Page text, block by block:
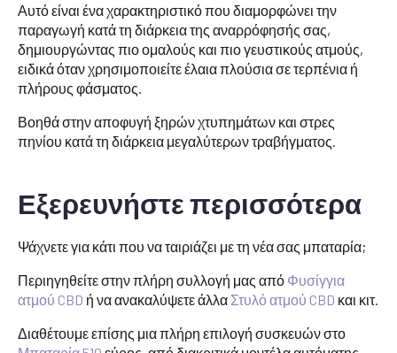
Αυτό είναι ένα χαρακτηριστικό που διαμορφώνει την
παραγωγή κατά τη διάρκεια της αναρρόφησής σας,
δημιουργώντας πιο ομαλούς και πιο γευστικούς ατμούς,
ειδικά όταν χρησιμοποιείτε έλαια πλούσια σε τερπένια ή
πλήρους φάσματος.
Βοηθά στην αποφυγή ξηρών χτυπημάτων και στρες
πηνίου κατά τη διάρκεια μεγαλύτερων τραβήγματος.
Εξερευνήστε περισσότερα
Ψάχνετε για κάτι που να ταιριάζει με τη νέα σας μπαταρία;
Περιηγηθείτε στην πλήρη συλλογή μας από Φυσίγγια
ατμού CBD ή να ανακαλύψετε άλλα Στυλό ατμού CBD και κιτ.
Διαθέτουμε επίσης μια πλήρη επιλογή συσκευών στο